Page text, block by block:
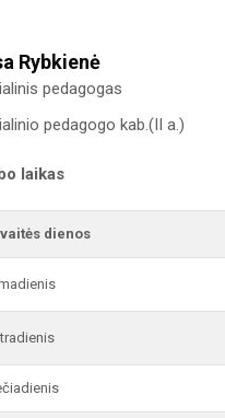
Rybkienė
pedagogas
pedagogo kab.(II a.)
laikas
dienos